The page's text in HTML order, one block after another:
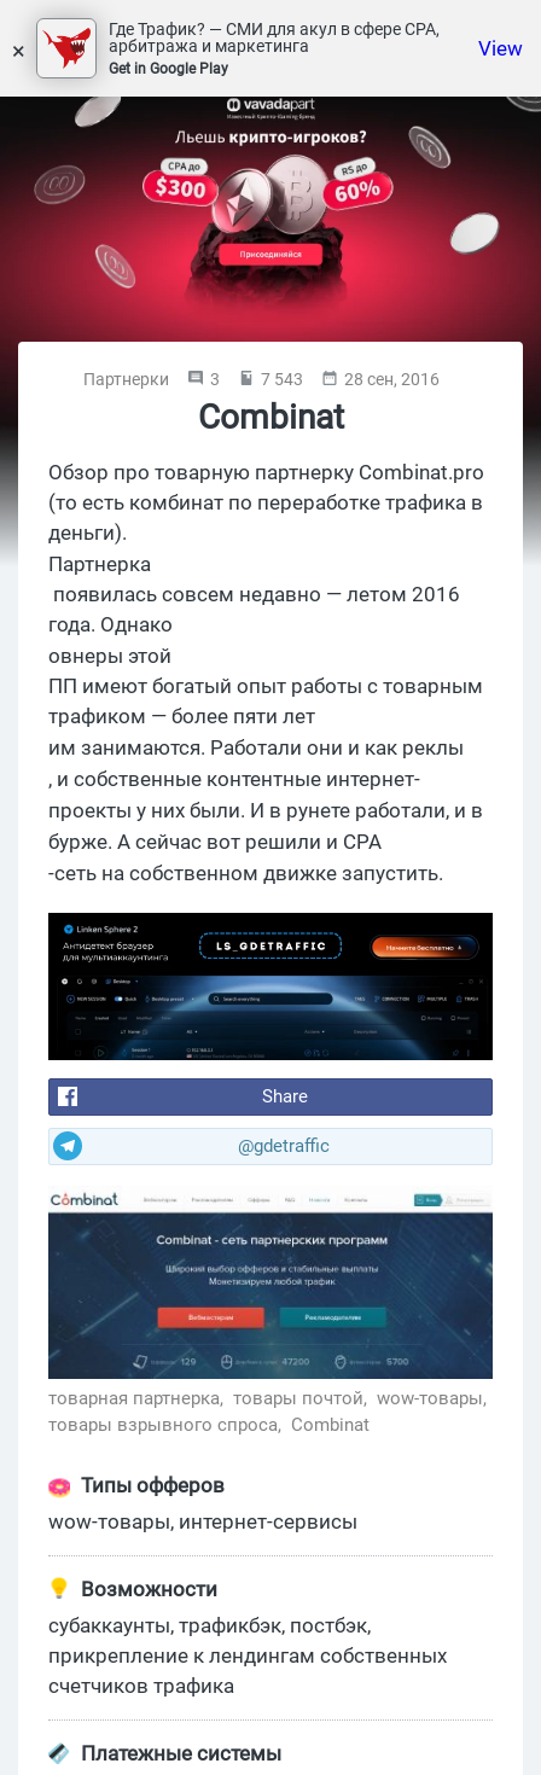
×
Где Трафик? — СМИ для акул в сфере СРА,
арбитража и маркетинга
Get in Google Play
View
Партнерки 3 7 543 28 сен, 2016
Combinat
Обзор про товарную партнерку Combinat.pro
(то есть комбинат по переработке трафика в
деньги).
Партнерка
появилась совсем недавно — летом 2016
года. Однако
овнеры этой
ПП имеют богатый опыт работы с товарным
трафиком — более пяти лет
им занимаются. Работали они и как реклы
, и собственные контентные интернет-
проекты у них были. И в рунете работали, и в
бурже. А сейчас вот решили и CPA
-сеть на собственном движке запустить.
Share
@gdetraffic
товарная партнерка, товары почтой, wow-товары,
товары взрывного спроса, Combinat
Типы офферов
wow-товары, интернет-сервисы
Возможности
субаккаунты, трафикбэк, постбэк,
прикрепление к лендингам собственных
счетчиков трафика
Платежные системы